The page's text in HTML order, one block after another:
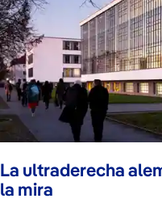
La ultraderecha
la mira